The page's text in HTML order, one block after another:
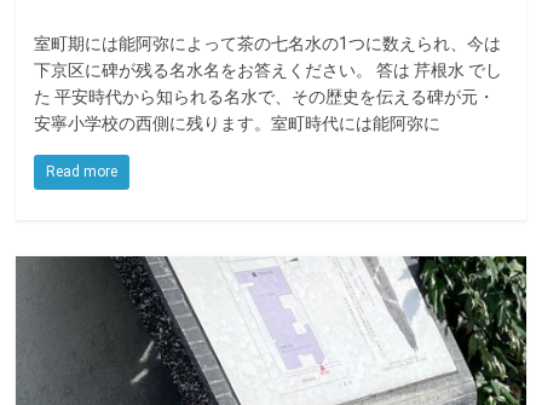
c
e
b
o
o
i
t
t
e
r
n
e
室町期には能阿弥によって茶の七名水の1つに数えられ、今は
下京区に碑が残る名水名をお答えください。 答は 芹根水 でし
た 平安時代から知られる名水で、その歴史を伝える碑が元・
安寧小学校の⻄側に残ります。室町時代には能阿弥に
Read more